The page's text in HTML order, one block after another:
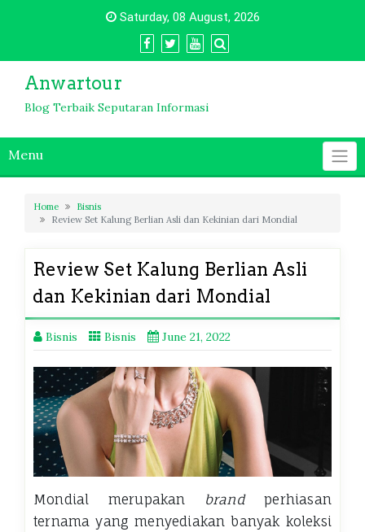
Saturday, 08 August, 2026
Anwartour
Blog Terbaik Seputaran Informasi
Menu
Home
Bisnis
Review Set Kalung Berlian Asli dan Kekinian dari Mondial
Review Set Kalung Berlian Asli
dan Kekinian dari Mondial
Bisnis Bisnis June 21, 2022
Mondial merupakan brandperhiasan
ternama yang menyediakan banyak koleksi